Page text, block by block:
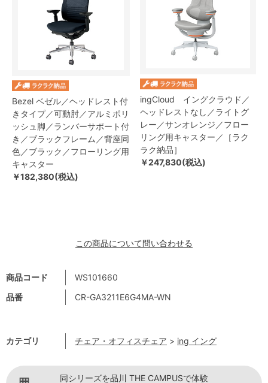
商品コード
WS101660
品番
CR-GA3211E6G4MA-WN
カテゴリ チェア・オフィスチェア > ing イング
Bezel ベゼル／ヘッドレスト付
きタイプ／可動肘／アルミポリ
ッシュ脚／ランバーサポート付
き／ブラックフレーム／背座同
色／ブラック／フローリング用
キャスター
￥182,380(税込)
ingCloud イングクラウド／
ヘッドレストなし／ライトグ
レー／サンオレンジ／フロー
リング用キャスター／［ラク
ラク納品］
￥247,830(税込)
この商品について問い合わせる
同シリーズを品川 THE CAMPUSで体験